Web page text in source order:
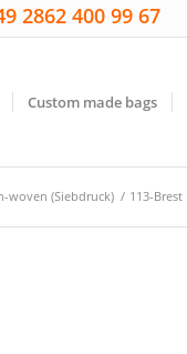
2862 400 99 67
Custom made bags
woven (Siebdruck) / 113-Brest